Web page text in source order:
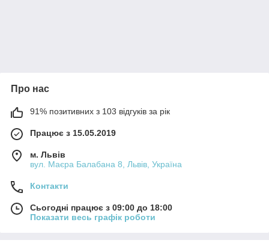
Про нас
91% позитивних з 103 відгуків за рік
Працює з 15.05.2019
м. Львів
вул. Маєра Балабана 8, Львів, Україна
Контакти
Сьогодні працює з 09:00 до 18:00
Показати весь графік роботи